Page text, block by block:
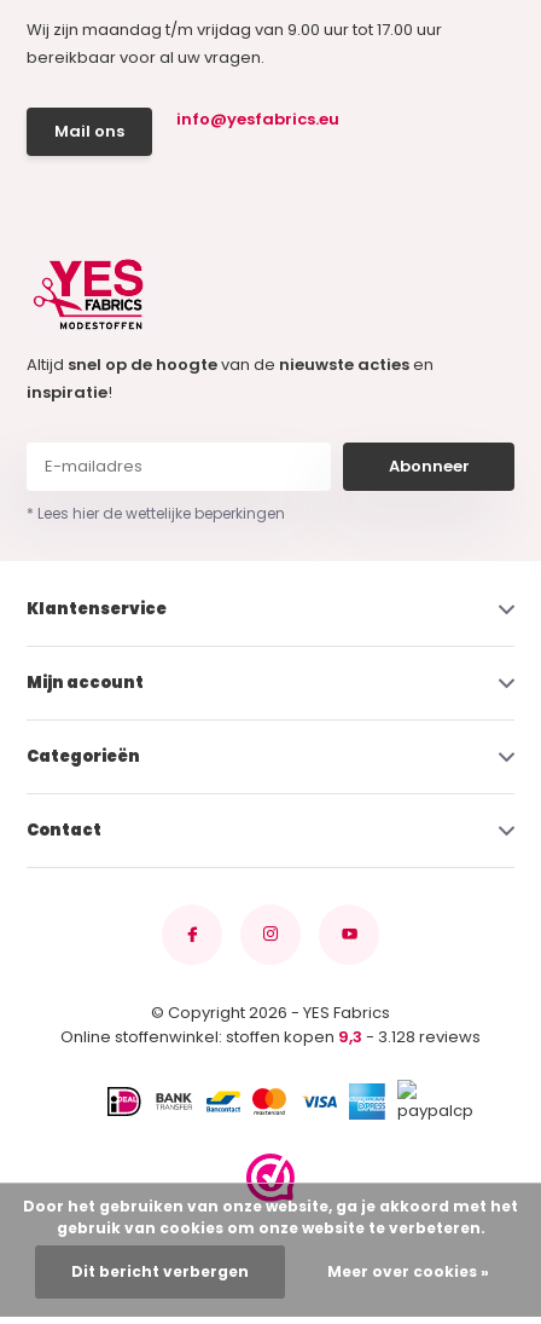
Wij zijn maandag t/m vrijdag van 9.00 uur tot 17.00 uur
bereikbaar voor al uw vragen.
Mail ons
info@yesfabrics.eu
Altijd snel op de hoogtevan de nieuwste actiesen
inspiratie!
Abonneer
* Lees hier de wettelijke beperkingen
Klantenservice
Mijn account
Categorieën
Contact
© Copyright 2026 - YES Fabrics
Online stoffenwinkel: stoffen kopen 9,3 - 3.128 reviews
Door het gebruiken van onze website, ga je akkoord met het
gebruik van cookies om onze website te verbeteren.
Dit bericht verbergen Meer over cookies »